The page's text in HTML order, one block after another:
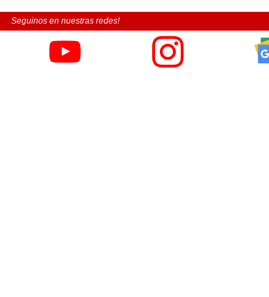
Seguinos en nuestras redes!